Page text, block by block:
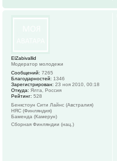
ElZabivallid
Модератор молодежи
Сообщений: 7265
Благодарностей: 1346
Зарегистрирован: 23 ноя 2010, 00:18
Откуда: Ялта, Россия
Рейтинг: 528
Бенкстоун Сити Лайнс (Австралия)
НЯС (Финляндия)
Баменда (Камерун)
Сборная Финляндии (нац.)